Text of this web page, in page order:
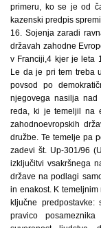
primeru, ko se je od
kazenski predpis
16. Sojenja zaradi
državah zahodne
v Franciji,4 kjer je leta
Le da je pri tem treba
povsod po
njegovega nasilja nad
reda, ki je temeljil na
zahodnoevropskih
družbe. Te temelje pa
zadevi št. Up-301/96
izključitvi vsakršnega
države na podlagi
in enakost. K
ključne
pravico